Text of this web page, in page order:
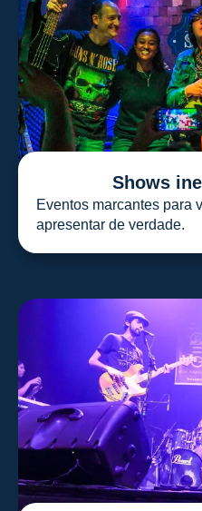
Shows
Eventos marcantes para
apresentar de verdade.